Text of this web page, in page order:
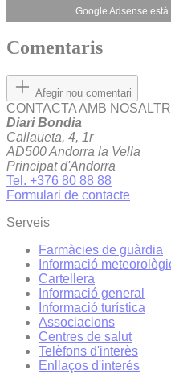
Google Adsense està
Comentaris
Afegir nou comentari
CONTACTA AMB
Diari Bondia
Callaueta, 4, 1r
AD500 Andorra la Vella
Principat d'Andorra
Tel. +376 80 88 88
Formulari de contacte
Serveis
Farmàcies de guàrdia
Informació
Cartellera
Informació general
Informació turística
Associacions
Centres de salut
Telèfons d'interès
Enllaços d'interés